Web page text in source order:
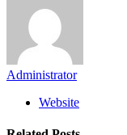
Administrator
Website